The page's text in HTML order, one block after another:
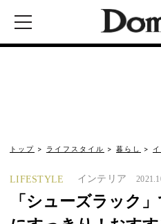
トップ ライフスタイル 暮らし
LIFESTYLE インテリア
「シューズラック